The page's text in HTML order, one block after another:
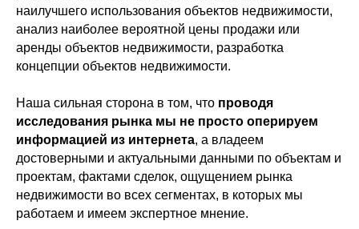
наилучшего использования объектов недвижимости,
анализ наиболее вероятной цены продажи или
аренды объектов недвижимости, разработка
концепции объектов недвижимости.
Наша сильная сторона в том, что проводя
исследования рынка мы не просто оперируем
информацией из интернета, а владеем
достоверными и актуальными данными по объектам и
проектам, фактами сделок, ощущением рынка
недвижимости во всех сегментах, в которых мы
работаем и имеем экспертное мнение.